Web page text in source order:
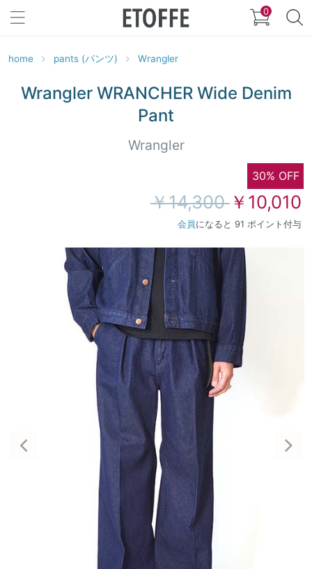
0
home pants (パンツ) Wrangler
Wrangler WRANCHER Wide Denim
Pant
Wrangler
30% OFF
￥14,300￥10,010
会員 になると 91 ポイント付与
Previous Next